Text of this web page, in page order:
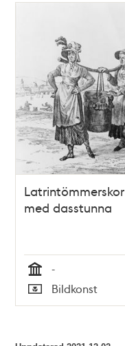
Latrintömmerskor
med dasstunna
Tid
-
Typ
Bildkonst